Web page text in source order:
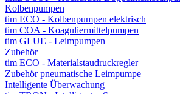
Kolbenpumpen
tim ECO - Kolbenpumpen elektrisch
tim COA - Koaguliermittelpumpen
tim GLUE - Leimpumpen
Zubehör
tim ECO - Materialstaudruckregler
Zubehör pneumatische Leimpumpe
Intelligente Überwachung